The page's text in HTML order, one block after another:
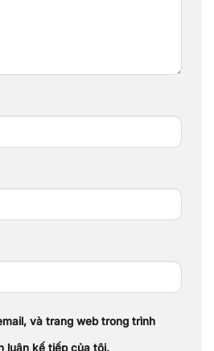
và trang web trong trình
luận kế tiếp của tôi.